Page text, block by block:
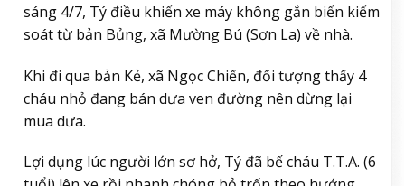
sáng 4/7, Tý điều khiển xe máy không gắn biển kiểm
soát từ bản Bủng, xã Mường Bú (Sơn La) về nhà.
Khi đi qua bản Kẻ, xã Ngọc Chiến, đối tượng thấy 4
cháu nhỏ đang bán dưa ven đường nên dừng lại
mua dưa.
Lợi dụng lúc người lớn sơ hở, Tý đã bế cháu T.T.A. (6